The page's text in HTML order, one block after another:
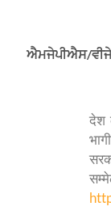
ਐਮਜੇਪੀਐਸ/
देश